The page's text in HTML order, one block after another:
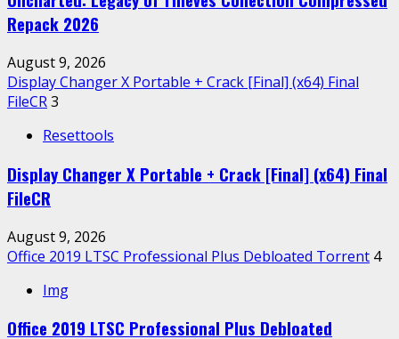
Repack 2026
August 9, 2026
Display Changer X Portable + Crack [Final] (x64) Final
FileCR3
Resettools
Display Changer X Portable + Crack [Final] (x64) Final
FileCR
August 9, 2026
Office 2019 LTSC Professional Plus Debloated Tоrrеnt 4
Img
Office 2019 LTSC Professional Plus Debloated